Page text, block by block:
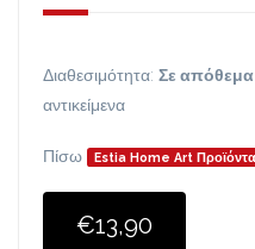
Διαθεσιμότητα: Σε απόθεμα
αντικείμενα
Πίσω Estia Home Art Προϊόντα
€13,90